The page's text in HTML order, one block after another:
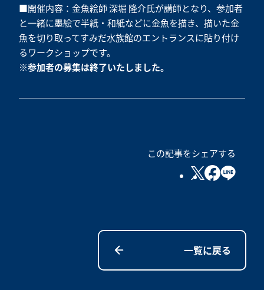
■開催内容：金魚絵師 深堀 隆介氏が講師となり、参加者
と一緒に墨絵で半紙・和紙などに金魚を描き、描いた金
魚を切り取ってすみだ水族館のエントランスに貼り付け
るワークショップです。
※参加者の募集は終了いたしました。
この記事をシェアする
一覧に戻る